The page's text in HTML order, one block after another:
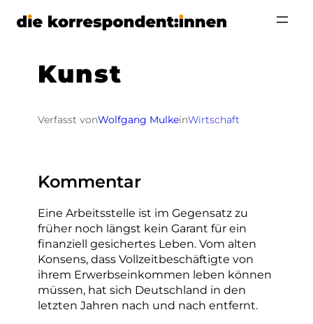
Zum
Kunst
Verfasst vonWolfgang MulkeinWirtschaft
Kommentar
Eine Arbeitsstelle ist im Gegensatz zu
früher noch längst kein Garant für ein
finanziell gesichertes Leben. Vom alten
Konsens, dass Vollzeitbeschäftigte von
ihrem Erwerbseinkommen leben können
müssen, hat sich Deutschland in den
letzten Jahren nach und nach entfernt.